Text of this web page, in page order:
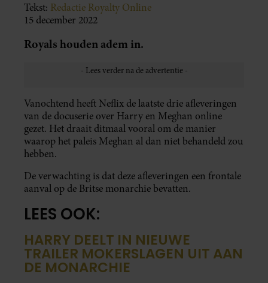
Tekst: Redactie Royalty Online
15 december 2022
Royals houden adem in.
Vanochtend heeft Neflix de laatste drie afleveringen
van de docuserie over Harry en Meghan online
gezet. Het draait ditmaal vooral om de manier
waarop het paleis Meghan al dan niet behandeld zou
hebben.
De verwachting is dat deze afleveringen een frontale
aanval op de Britse monarchie bevatten.
LEES OOK:
HARRY DEELT IN NIEUWE
TRAILER MOKERSLAGEN UIT AAN
DE MONARCHIE